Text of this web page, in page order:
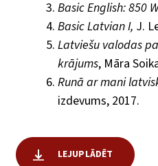
Basic English: 850
Basic Latvian I, J.
Latviešu valodas
krājums, Māra
Runā ar mani
izdevums, 2017.
LEJUPLĀDĒT